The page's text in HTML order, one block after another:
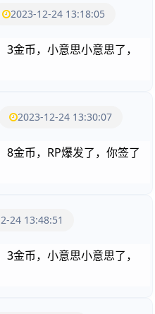
2023-12-24 13:18:05
金币，小意思小意思了，
2023-12-24 13:30:07
金币，RP爆发了，你签了
24 13:48:51
金币，小意思小意思了，